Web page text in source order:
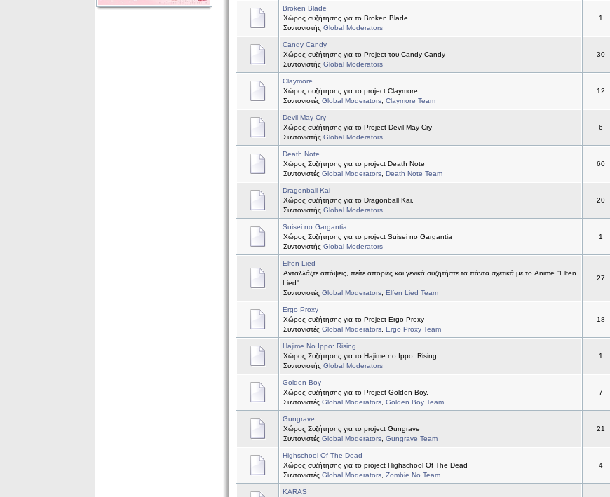
Broken Blade
Χώρος συζήτησης για το Broken Blade
Συντονιστής Global Moderators
1
Candy Candy
Χώρος συζήτησης για το Project του Candy Candy
Συντονιστής Global Moderators
30
Claymore
Χώρος συζήτησης για το project Claymore.
Συντονιστές Global Moderators, Claymore Team
12
Devil May Cry
Χώρος συζήτησης για το Project Devil May Cry
Συντονιστής Global Moderators
6
Death Note
Χώρος Συζήτησης για το project Death Note
Συντονιστές Global Moderators, Death Note Team
60
Dragonball Kai
Χώρος συζήτησης για το Dragonball Kai.
Συντονιστής Global Moderators
20
Suisei no Gargantia
Χώρος Συζήτησης για το project Suisei no Gargantia
Συντονιστής Global Moderators
1
Elfen Lied
Ανταλλάξτε απόψεις, πείτε απορίες και γενικά συζητήστε τα πάντα σχετικά με το Anime ''Elfen
Lied''.
Συντονιστές Global Moderators, Elfen Lied Team
27
Ergo Proxy
Χώρος συζήτησης για το Project Ergo Proxy
Συντονιστές Global Moderators, Ergo Proxy Team
18
Hajime No Ippo: Rising
Χώρος Συζήτησης για το Hajime no Ippo: Rising
Συντονιστής Global Moderators
1
Golden Boy
Χώρος συζήτησης για το Project Golden Boy.
Συντονιστές Global Moderators, Golden Boy Team
7
Gungrave
Χώρος Συζήτησης για το project Gungrave
Συντονιστές Global Moderators, Gungrave Team
21
Highschool Of The Dead
Χώρος συζήτησης για το project Highschool Of The Dead
Συντονιστές Global Moderators, Zombie No Team
4
KARAS